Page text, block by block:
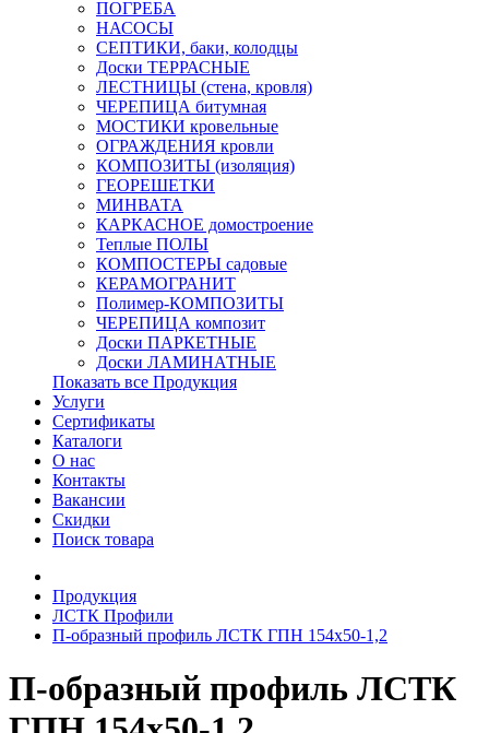
ПОГРЕБА
НАСОСЫ
СЕПТИКИ, баки, колодцы
Доски ТЕРРАСНЫЕ
ЛЕСТНИЦЫ (стена, кровля)
ЧЕРЕПИЦА битумная
МОСТИКИ кровельные
ОГРАЖДЕНИЯ кровли
КОМПОЗИТЫ (изоляция)
ГЕОРЕШЕТКИ
МИНВАТА
КАРКАСНОЕ домостроение
Теплые ПОЛЫ
КОМПОСТЕРЫ садовые
КЕРАМОГРАНИТ
Полимер-КОМПОЗИТЫ
ЧЕРЕПИЦА композит
Доски ПАРКЕТНЫЕ
Доски ЛАМИНАТНЫЕ
Показать все Продукция
Услуги
Сертификаты
Каталоги
О нас
Контакты
Вакансии
Скидки
Поиск товара
Продукция
ЛСТК Профили
П-образный профиль ЛСТК ГПН 154x50-1,2
П-образный профиль ЛСТК